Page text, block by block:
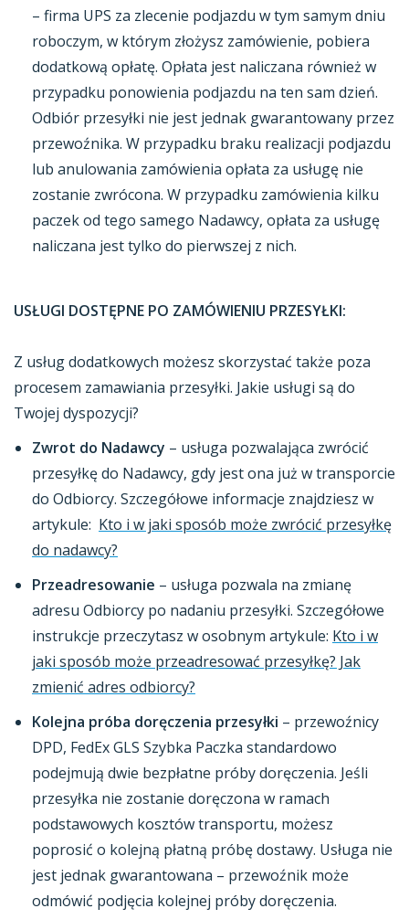
– firma UPS za zlecenie podjazdu w tym samym dniu
roboczym, w którym złożysz zamówienie, pobiera
dodatkową opłatę. Opłata jest naliczana również w
przypadku ponowienia podjazdu na ten sam dzień.
Odbiór przesyłki nie jest jednak gwarantowany przez
przewoźnika. W przypadku braku realizacji podjazdu
lub anulowania zamówienia opłata za usługę nie
zostanie zwrócona. W przypadku zamówienia kilku
paczek od tego samego Nadawcy, opłata za usługę
naliczana jest tylko do pierwszej z nich.
USŁUGI DOSTĘPNE PO ZAMÓWIENIU PRZESYŁKI:
Z usług dodatkowych możesz skorzystać także poza
procesem zamawiania przesyłki. Jakie usługi są do
Twojej dyspozycji?
Zwrot do Nadawcy – usługa pozwalająca zwrócić
przesyłkę do Nadawcy, gdy jest ona już w transporcie
do Odbiorcy. Szczegółowe informacje znajdziesz w
artykule: Kto i w jaki sposób może zwrócić przesyłkę
do nadawcy?
Przeadresowanie – usługa pozwala na zmianę
adresu Odbiorcy po nadaniu przesyłki. Szczegółowe
instrukcje przeczytasz w osobnym artykule: Kto i w
jaki sposób może przeadresować przesyłkę? Jak
zmienić adres odbiorcy?
Kolejna próba doręczenia przesyłki – przewoźnicy
DPD, FedEx GLS Szybka Paczka standardowo
podejmują dwie bezpłatne próby doręczenia. Jeśli
przesyłka nie zostanie doręczona w ramach
podstawowych kosztów transportu, możesz
poprosić o kolejną płatną próbę dostawy. Usługa nie
jest jednak gwarantowana – przewoźnik może
odmówić podjęcia kolejnej próby doręczenia.